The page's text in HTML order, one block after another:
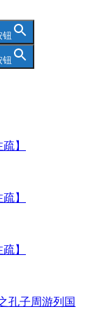
钮
钮
】
】
】
孔子周游列国